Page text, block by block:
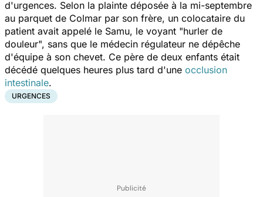
d'urgences. Selon la plainte déposée à la mi-septembre
au parquet de Colmar par son frère, un colocataire du
patient avait appelé le Samu, le voyant "hurler de
douleur", sans que le médecin régulateur ne dépêche
d'équipe à son chevet. Ce père de deux enfants était
décédé quelques heures plus tard d'une occlusion
intestinale.
URGENCES